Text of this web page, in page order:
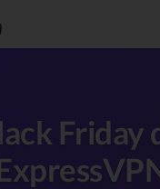
Friday